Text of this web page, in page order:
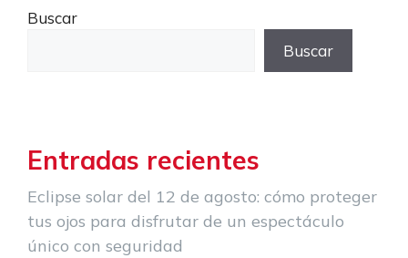
Buscar
Buscar
Entradas recientes
Eclipse solar del 12 de agosto: cómo proteger
tus ojos para disfrutar de un espectáculo
único con seguridad